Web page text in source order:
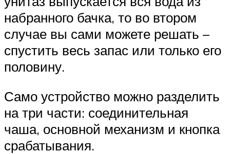
набранного бачка, то во втором
случае вы сами можете решать –
спустить весь запас или только его
половину.
Само устройство можно разделить
на три части: соединительная
чаша, основной механизм и кнопка
срабатывания.